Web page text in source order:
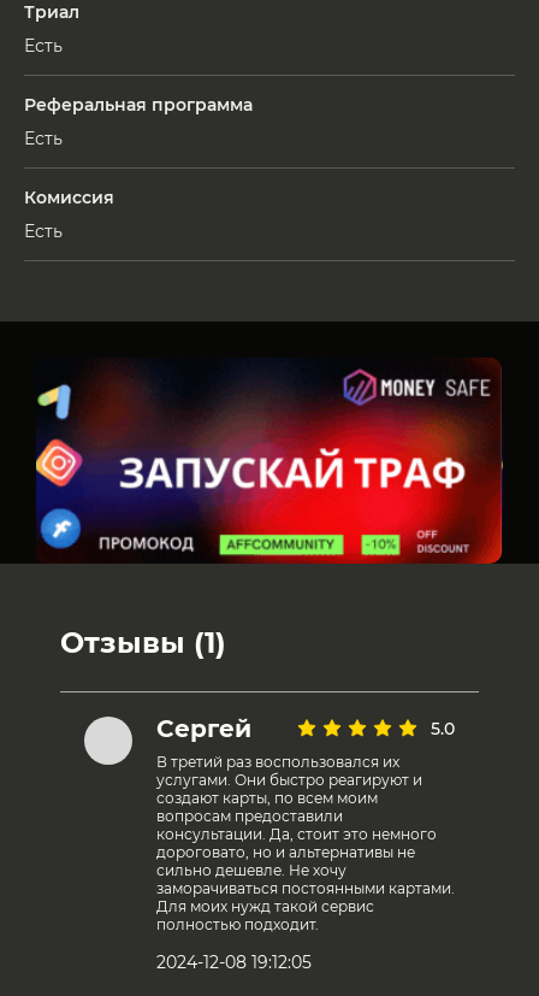
Триал
Есть
Реферальная программа
Есть
Комиссия
Есть
Отзывы (1)
Сергей 5.0
В третий раз воспользовался их
услугами. Они быстро реагируют и
создают карты, по всем моим
вопросам предоставили
консультации. Да, стоит это немного
дороговато, но и альтернативы не
сильно дешевле. Не хочу
заморачиваться постоянными картами.
Для моих нужд такой сервис
полностью подходит.
2024-12-08 19:12:05